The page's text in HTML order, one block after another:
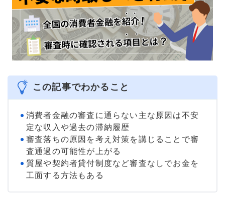
この記事でわかること
消費者金融の審査に通らない主な原因は不安
定な収入や過去の滞納履歴
審査落ちの原因を考え対策を講じることで審
査通過の可能性が上がる
質屋や契約者貸付制度など審査なしでお金を
工面する方法もある